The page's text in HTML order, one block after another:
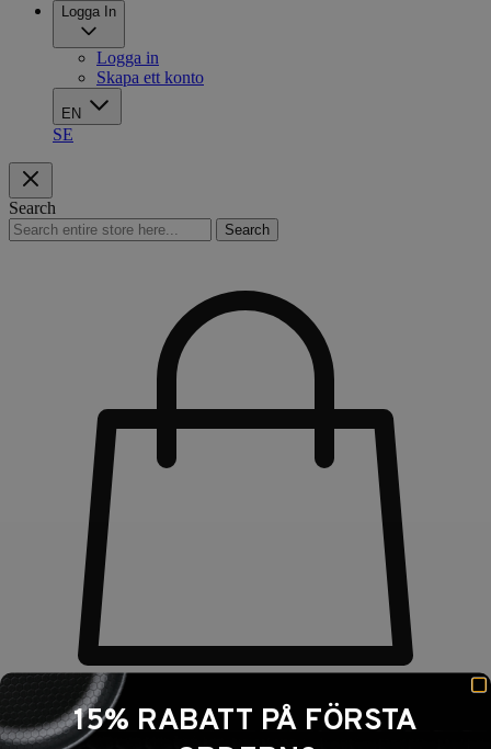
Logga In
Logga in
Skapa ett konto
EN
SE
Search
Search
15% RABATT PÅ FÖRSTA